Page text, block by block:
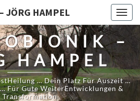
JÖRG HAMPEL
–
HAMPEL
… Dein Platz Für Auszeit …
Für Gute WeiterEntwicklungen &
Transformation